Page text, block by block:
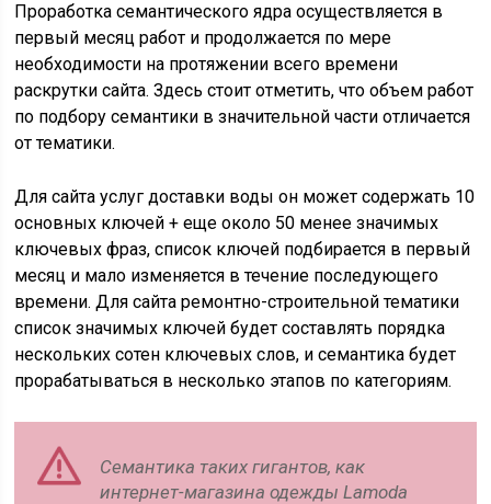
Проработка семантического ядра осуществляется в
первый месяц работ и продолжается по мере
необходимости на протяжении всего времени
раскрутки сайта. Здесь стоит отметить, что объем работ
по подбору семантики в значительной части отличается
от тематики.
Для сайта услуг доставки воды он может содержать 10
основных ключей + еще около 50 менее значимых
ключевых фраз, список ключей подбирается в первый
месяц и мало изменяется в течение последующего
времени. Для сайта ремонтно-строительной тематики
список значимых ключей будет составлять порядка
нескольких сотен ключевых слов, и семантика будет
прорабатываться в несколько этапов по категориям.
Семантика таких гигантов, как
интернет-магазина одежды Lamoda